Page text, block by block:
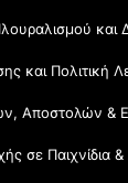
και
και Πολιτική
Αποστολών &
σε Παιχνίδια